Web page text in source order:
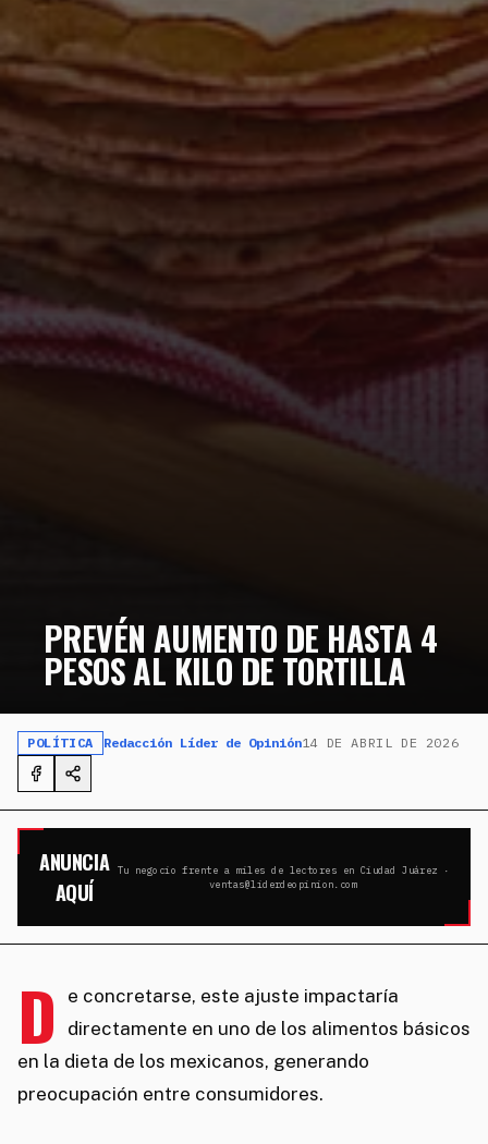
PREVÉN AUMENTO DE HASTA 4
PESOS AL KILO DE TORTILLA
POLÍTICA Redacción Líder de Opinión14 DE ABRIL DE 2026
ANUNCIA
AQUÍ
Tu negocio frente a miles de lectores en Ciudad Juárez ·
ventas@liderdeopinion.com
D
e concretarse, este ajuste impactaría
directamente en uno de los alimentos básicos
en la dieta de los mexicanos, generando
preocupación entre consumidores.